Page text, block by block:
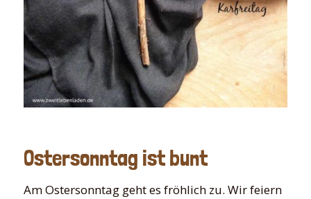
Ostersonntag ist bunt
Am Ostersonntag geht es fröhlich zu. Wir feiern